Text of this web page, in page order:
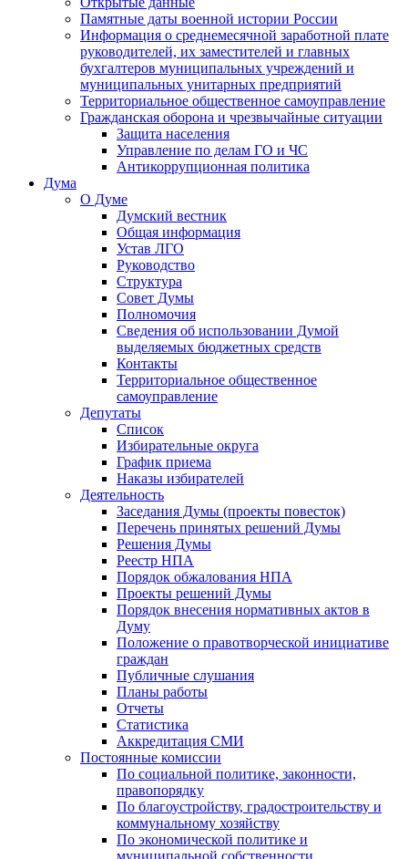
Памятные даты военной истории России
Информация о среднемесячной заработной плате
руководителей, их заместителей и главных
бухгалтеров муниципальных учреждений и
муниципальных унитарных предприятий
Территориальное общественное самоуправление
Гражданская оборона и чрезвычайные ситуации
Защита населения
Управление по делам ГО и ЧС
Антикоррупционная политика
Дума
О Думе
Думский вестник
Общая информация
Устав ЛГО
Руководство
Структура
Совет Думы
Полномочия
Сведения об использовании Думой
выделяемых бюджетных средств
Контакты
Территориальное общественное
самоуправление
Депутаты
Список
Избирательные округа
График приема
Наказы избирателей
Деятельность
Заседания Думы (проекты повесток)
Перечень принятых решений Думы
Решения Думы
Реестр НПА
Порядок обжалования НПА
Проекты решений Думы
Порядок внесения нормативных актов в
Думу
Положение о правотворческой инициативе
граждан
Публичные слушания
Планы работы
Отчеты
Статистика
Аккредитация СМИ
Постоянные комиссии
По социальной политике, законности,
правопорядку
По благоустройству, градостроительству и
коммунальному хозяйству
По экономической политике и